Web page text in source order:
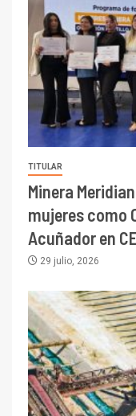
TITULAR
Minera
mujeres como
Acuñador en
29 julio, 2026